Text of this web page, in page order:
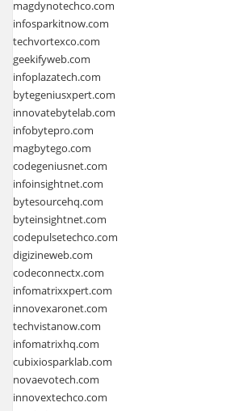
magdynotechco.com
infosparkitnow.com
techvortexco.com
geekifyweb.com
infoplazatech.com
bytegeniusxpert.com
innovatebytelab.com
infobytepro.com
magbytego.com
codegeniusnet.com
infoinsightnet.com
bytesourcehq.com
byteinsightnet.com
codepulsetechco.com
digizineweb.com
codeconnectx.com
infomatrixxpert.com
innovexaronet.com
techvistanow.com
infomatrixhq.com
cubixiosparklab.com
novaevotech.com
innovextechco.com